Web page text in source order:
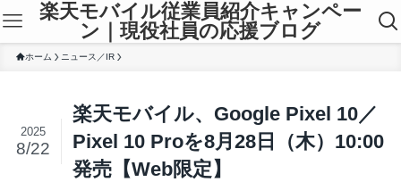
楽天モバイル従業員紹介キャンペー
ン｜現役社員の応援ブログ
ホーム ニュース／IR
楽天モバイル、Google Pixel 10／
Pixel 10 Proを8月28日（木）10:00
発売【Web限定】
2025
8/22